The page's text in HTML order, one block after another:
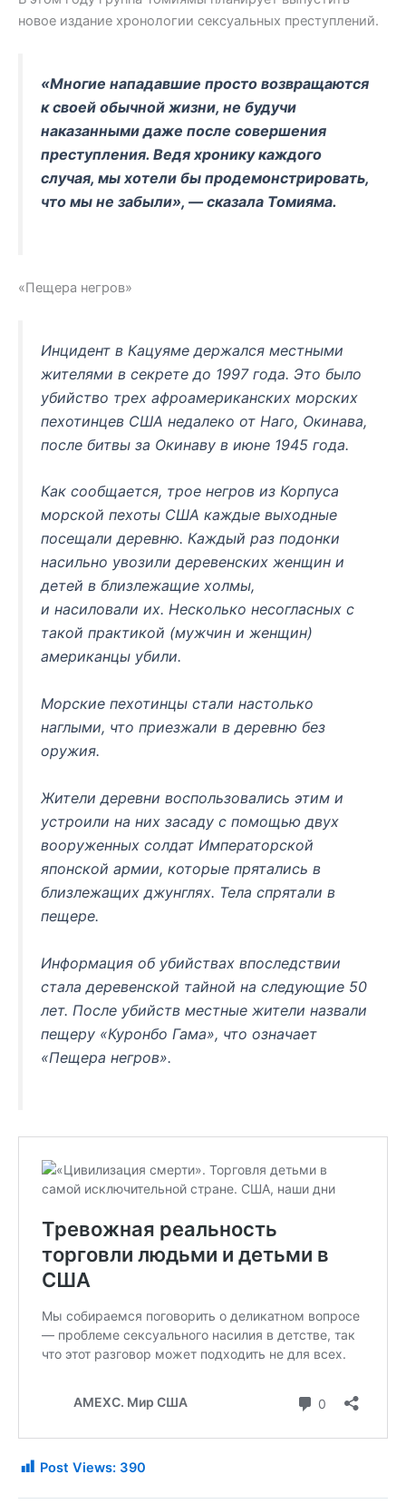
новое издание хронологии сексуальных преступлений.
«Многие нападавшие просто возвращаются
к своей обычной жизни, не будучи
наказанными даже после совершения
преступления. Ведя хронику каждого
случая, мы хотели бы продемонстрировать,
что мы не забыли», — сказала Томияма.
«Пещера негров»
Инцидент в Кацуяме держался местными
жителями в секрете до 1997 года. Это было
убийство трех афроамериканских морских
пехотинцев США недалеко от Наго, Окинава,
после битвы за Окинаву в июне 1945 года.
Как сообщается, трое негров из Корпуса
морской пехоты США каждые выходные
посещали деревню. Каждый раз подонки
насильно увозили деревенских женщин и
детей в близлежащие холмы,
и насиловали их. Несколько несогласных с
такой практикой (мужчин и женщин)
американцы убили.
Морские пехотинцы стали настолько
наглыми, что приезжали в деревню без
оружия.
Жители деревни воспользовались этим и
устроили на них засаду с помощью двух
вооруженных солдат Императорской
японской армии, которые прятались в
близлежащих джунглях. Тела спрятали в
пещере.
Информация об убийствах впоследствии
стала деревенской тайной на следующие 50
лет. После убийств местные жители назвали
пещеру «Куронбо Гама», что означает
«Пещера негров».
Post Views: 390